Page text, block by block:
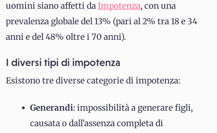
uomini siano affetti daImpotenza, con una
prevalenza globale del 13% (pari al 2% tra 18 e 34
anni e del 48% oltre i 70 anni).
I diversi tipi di impotenza
Esistono tre diverse categorie di impotenza:
Generandi: impossibilità a generare figli,
causata o dall’assenza completa di